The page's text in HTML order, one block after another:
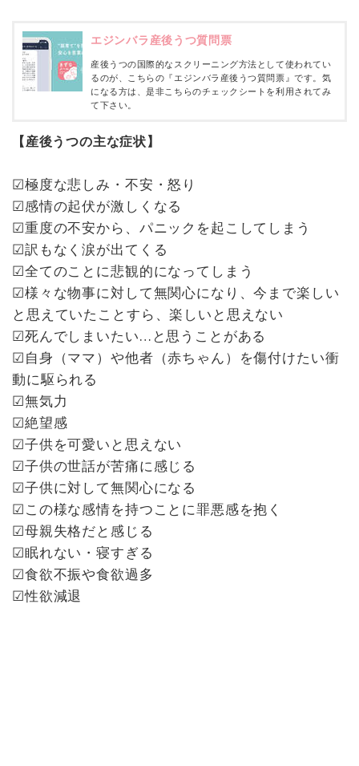
エジンバラ産後うつ質問票
産後うつの国際的なスクリーニング方法として使われてい
るのが、こちらの『エジンバラ産後うつ質問票』です。気
になる方は、是非こちらのチェックシートを利用されてみ
て下さい。
【産後うつの主な症状】
☑極度な悲しみ・不安・怒り
☑感情の起伏が激しくなる
☑重度の不安から、パニックを起こしてしまう
☑訳もなく涙が出てくる
☑全てのことに悲観的になってしまう
☑様々な物事に対して無関心になり、今まで楽しい
と思えていたことすら、楽しいと思えない
☑死んでしまいたい…と思うことがある
☑自身（ママ）や他者（赤ちゃん）を傷付けたい衝
動に駆られる
☑無気力
☑絶望感
☑子供を可愛いと思えない
☑子供の世話が苦痛に感じる
☑子供に対して無関心になる
☑この様な感情を持つことに罪悪感を抱く
☑母親失格だと感じる
☑眠れない・寝すぎる
☑食欲不振や食欲過多
☑性欲減退